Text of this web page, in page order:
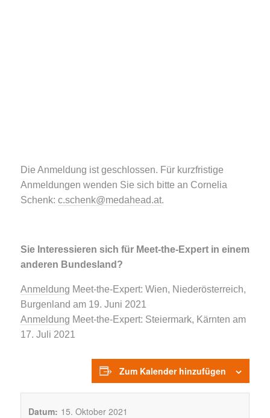
Die Anmeldung ist geschlossen. Für kurzfristige
Anmeldungen wenden Sie sich bitte an Cornelia
Schenk: c.schenk@medahead.at.
Sie Interessieren sich für Meet-the-Expert in einem
anderen Bundesland?
Anmeldung Meet-the-Expert: Wien, Niederösterreich,
Burgenland am 19. Juni 2021
Anmeldung Meet-the-Expert: Steiermark, Kärnten am
17. Juli 2021
Zum Kalender hinzufügen
Datum: 15. Oktober 2021